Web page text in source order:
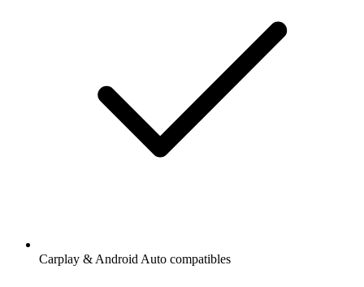
Carplay & Android Auto compatibles